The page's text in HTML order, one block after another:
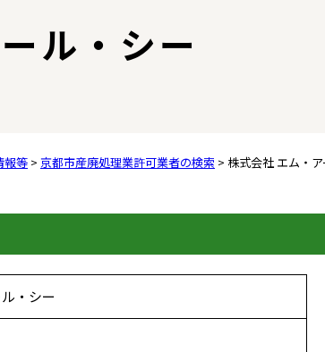
ル・シー
報等 > 京都市産廃処理業許可業者の検索 > 株式会社 エム・
・シー